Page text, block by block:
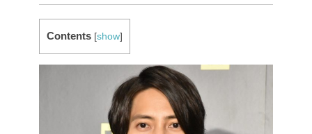
Contents [show]